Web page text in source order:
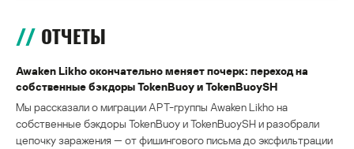
ОТЧЕТЫ
Awaken Likho окончательно меняет почерк: переход на
собственные бэкдоры TokenBuoy и TokenBuoySH
Мы рассказали о миграции APT-группы Awaken Likho на
собственные бэкдоры TokenBuoy и TokenBuoySH и разобрали
цепочку заражения — от фишингового письма до эксфильтрации